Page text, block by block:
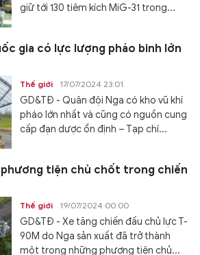
giữ tới 130 tiêm kích MiG-31 trong...
gia có lực lượng pháo binh lớn
Thế giới 17/07/2024 23:01
GD&TĐ - Quân đội Nga có kho vũ khí
pháo lớn nhất và cũng có nguồn cung
cấp đạn dược ổn định – Tạp chí...
phương tiện chủ chốt trong chiến
Thế giới 19/07/2024 00:00
GD&TĐ - Xe tăng chiến đấu chủ lực T-
90M do Nga sản xuất đã trở thành
một trong những phương tiện chủ...